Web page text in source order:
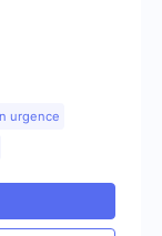
urgence